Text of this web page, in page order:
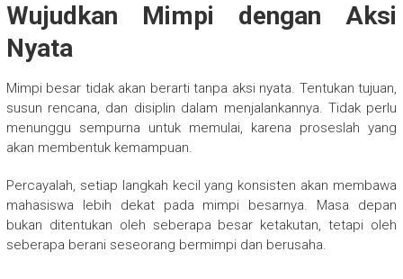
Wujudkan Mimpi dengan Aksi
Nyata
Mimpi besar tidak akan berarti tanpa aksi nyata. Tentukan tujuan,
susun rencana, dan disiplin dalam menjalankannya. Tidak perlu
menunggu sempurna untuk memulai, karena proseslah yang
akan membentuk kemampuan.
Percayalah, setiap langkah kecil yang konsisten akan membawa
mahasiswa lebih dekat pada mimpi besarnya. Masa depan
bukan ditentukan oleh seberapa besar ketakutan, tetapi oleh
seberapa berani seseorang bermimpi dan berusaha.